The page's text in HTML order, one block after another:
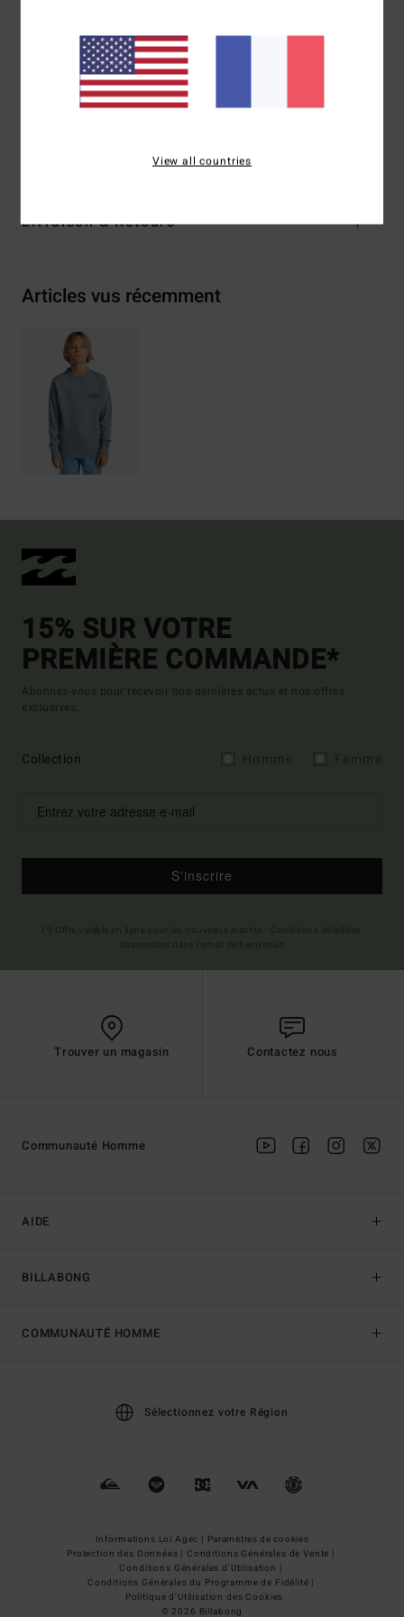
Art sérigraphié sur le devant et le dos
Étiquette tissée sur l’ourlet inférieur
Composition[Matière principale] 55% coton, 25% coton
Traçabilité du produit (Loi Agec)
Livraison & Retours
Articles vus récemment
15% SUR VOTRE
PREMIÈRE COMMANDE*
Abonnez-vous pour recevoir nos dernières actus et nos offres
exclusives.
Collection
S'inscrire
Trouver un magasin Contactez nous
AIDE
BILLABONG
Communauté Homme
COMMUNAUTÉ HOMME
Sélectionnez votre Région
Informations Loi Agec | Paramètres de cookies
Protection des Données | Conditions Générales de Vente |
Conditions Générales d'Utilisation |
Conditions Générales du Programme de Fidélité |
Politique d'Utilisation des Cookies
© 2026 Billabong
View all countries